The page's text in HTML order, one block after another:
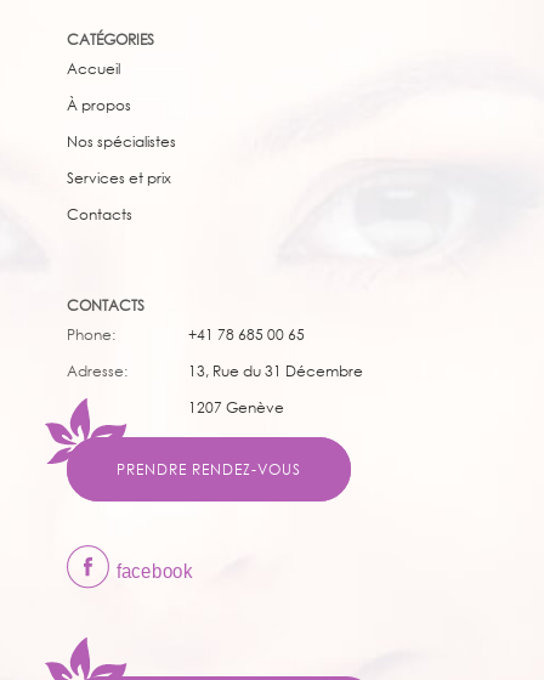
CATÉGORIES
Accueil
À propos
Nos spécialistes
Services et prix
Сontacts
CONTACTS
Phone:
+41 78 685 00 65
Adresse:
13, Rue du 31 Décembre
1207 Genève
PRENDRE RENDEZ-VOUS